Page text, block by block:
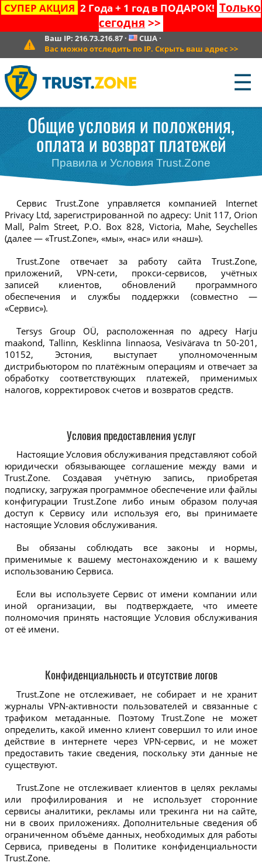
СУПЕР АКЦИЯ 2 Года + 1 год в ПОДАРОК! Только
сегодня >>
Ваш IP: 216.73.216.87· США·
Вас можно отследить по IP. Скрыть ваш адрес >>
☰
Общие условия и положения,
оплата и возврат платежей
Правила и Условия Trust.Zone
Сервис Trust.Zone управляется компанией Internet
Privacy Ltd, зарегистрированной по адресу: Unit 117, Orion
Mall, Palm Street, P.O. Box 828, Victoria, Mahe, Seychelles
(далее — «Trust.Zone», «мы», «нас» или «наш»).
Trust.Zone отвечает за работу сайта Trust.Zone,
приложений, VPN-сети, прокси-сервисов, учётных
записей клиентов, обновлений программного
обеспечения и службы поддержки (совместно —
«Сервис»).
Tersys Group OÜ, расположенная по адресу Harju
maakond, Tallinn, Kesklinna linnaosa, Vesivärava tn 50-201,
10152, Эстония, выступает уполномоченным
дистрибьютором по платёжным операциям и отвечает за
обработку соответствующих платежей, применимых
налогов, корректировок счетов и возвратов средств.
Условия предоставления услуг
Настоящие Условия обслуживания представляют собой
юридически обязывающее соглашение между вами и
Trust.Zone. Создавая учётную запись, приобретая
подписку, загружая программное обеспечение или файлы
конфигурации Trust.Zone либо иным образом получая
доступ к Сервису или используя его, вы принимаете
настоящие Условия обслуживания.
Вы обязаны соблюдать все законы и нормы,
применимые к вашему местонахождению и к вашему
использованию Сервиса.
Если вы используете Сервис от имени компании или
иной организации, вы подтверждаете, что имеете
полномочия принять настоящие Условия обслуживания
от её имени.
Конфиденциальность и отсутствие логов
Trust.Zone не отслеживает, не собирает и не хранит
журналы VPN-активности пользователей и связанные с
трафиком метаданные. Поэтому Trust.Zone не может
определить, какой именно клиент совершил то или иное
действие в интернете через VPN-сервис, и не может
предоставить такие сведения, поскольку эти данные не
существуют.
Trust.Zone не отслеживает клиентов в целях рекламы
или профилирования и не использует сторонние
сервисы аналитики, рекламы или трекинга ни на сайте,
ни в своих приложениях. Дополнительные сведения об
ограниченном объёме данных, необходимых для работы
Сервиса, приведены в Политике конфиденциальности
Trust.Zone.